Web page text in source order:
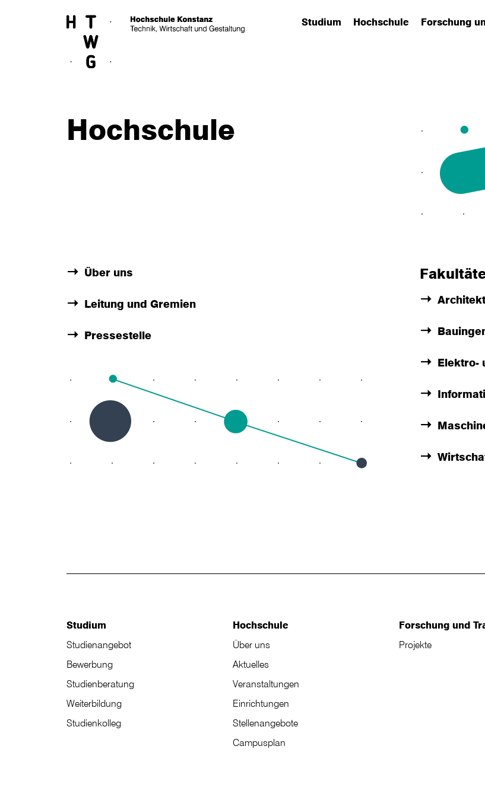
Studium
(has submenu)Hochschule
(has submenu)Forschung
(has
Hochschule
Über uns
Leitung und Gremien
Pressestelle
Elektro-
Studium
Studienangebot
Bewerbung
Studienberatung
Weiterbildung
Studienkolleg
Hochschule
Über uns
Aktuelles
Veranstaltungen
Einrichtungen
Stellenangebote
Campusplan
Forschung und
Projekte